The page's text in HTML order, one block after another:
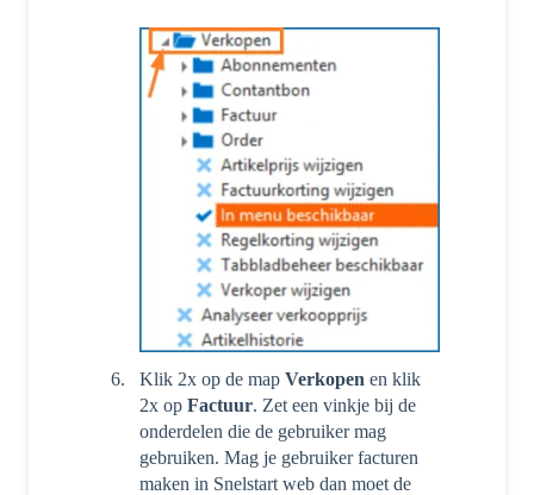
Klik 2x op de map Verkopen en klik
2x op Factuur. Zet een vinkje bij de
onderdelen die de gebruiker mag
gebruiken. Mag je gebruiker facturen
maken in Snelstart web dan moet de